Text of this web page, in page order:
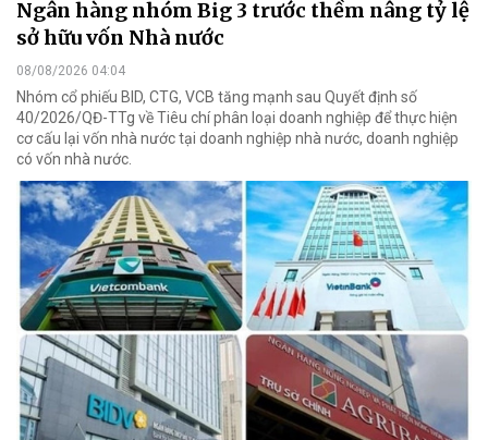
Ngân hàng nhóm Big 3 trước thềm nâng tỷ lệ
sở hữu vốn Nhà nước
08/08/2026 04:04
Nhóm cổ phiếu BID, CTG, VCB tăng mạnh sau Quyết định số
40/2026/QĐ-TTg về Tiêu chí phân loại doanh nghiệp để thực hiện
cơ cấu lại vốn nhà nước tại doanh nghiệp nhà nước, doanh nghiệp
có vốn nhà nước.